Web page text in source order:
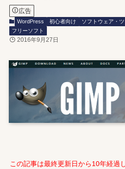
広告
WordPress 初心者向け ソフトウェア・
フリーソフト
2016年9月27日
この記事は最終更新日から10年経過